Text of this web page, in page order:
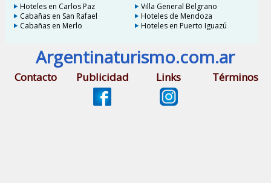
Hoteles en Carlos Paz
Villa General Belgrano
Cabañas en San Rafael
Hoteles de Mendoza
Cabañas en Merlo
Hoteles en Puerto Iguazú
Argentinaturismo.com.ar
Contacto Publicidad Links Términos